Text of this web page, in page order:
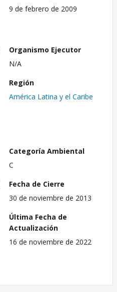
9 de febrero de 2009
Organismo Ejecutor
N/A
Región
América Latina y el Caribe
Categoría Ambiental
C
Fecha de Cierre
30 de noviembre de 2013
Última Fecha de
Actualización
16 de noviembre de 2022